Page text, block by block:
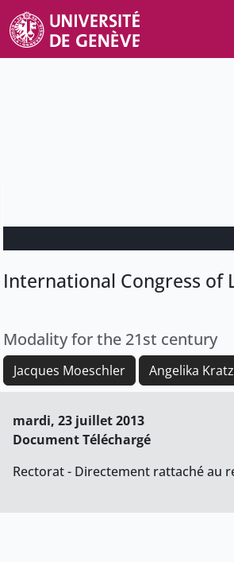
International Congress of
Modality for the 21st century
Jacques Moeschler Angelika
mardi, 23 juillet 2013
Document Téléchargé
Rectorat - Directement rattaché au